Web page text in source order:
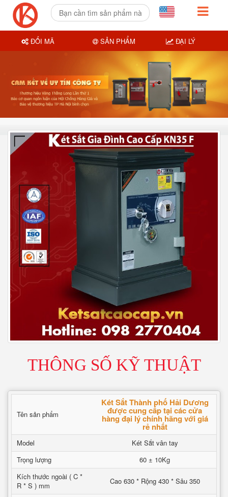
THÔNG SỐ KỸ THUẬT
Tên sản phẩm
Két Sắt Thành phố Hải Dương
được cung cấp tại các cửa
hàng đại lý chính hãng với giá
rẻ nhất
Model
Két Sắt vân tay
Trọng lượng
60 ± 10Kg
Kích thước ngoài ( C *
R * S ) mm
Cao 630 * Rộng 430 * Sâu 350
ĐỔI MÃ SẢN PHẨM ĐẠI LÝ